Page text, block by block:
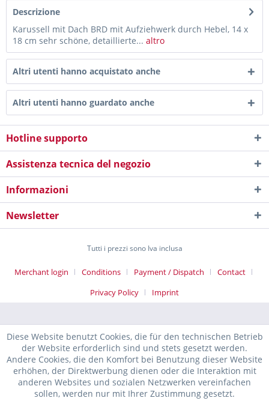
Descrizione
Karussell mit Dach BRD mit Aufziehwerk durch Hebel, 14 x
18 cm sehr schöne, detaillierte... altro
Altri utenti hanno acquistato anche
Altri utenti hanno guardato anche
Hotline supporto
Assistenza tecnica del negozio
Informazioni
Newsletter
Tutti i prezzi sono Iva inclusa
Merchant login Conditions Payment / Dispatch
Contact
Privacy Policy
Imprint
Diese Website benutzt Cookies, die für den technischen Betrieb
der Website erforderlich sind und stets gesetzt werden.
Andere Cookies, die den Komfort bei Benutzung dieser Website
erhöhen, der Direktwerbung dienen oder die Interaktion mit
anderen Websites und sozialen Netzwerken vereinfachen
sollen, werden nur mit Ihrer Zustimmung gesetzt.